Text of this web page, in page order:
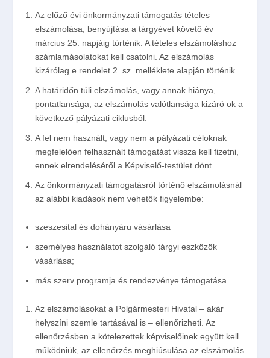
Az előző évi önkormányzati támogatás tételes
elszámolása, benyújtása a tárgyévet követő év
március 25. napjáig történik. A tételes elszámoláshoz
számlamásolatokat kell csatolni. Az elszámolás
kizárólag e rendelet 2. sz. melléklete alapján történik.
A határidőn túli elszámolás, vagy annak hiánya,
pontatlansága, az elszámolás valótlansága kizáró ok a
következő pályázati ciklusból.
A fel nem használt, vagy nem a pályázati céloknak
megfelelően felhasznált támogatást vissza kell fizetni,
ennek elrendeléséről a Képviselő-testület dönt.
Az önkormányzati támogatásról történő elszámolásnál
az alábbi kiadások nem vehetők figyelembe:
szeszesital és dohányáru vásárlása
személyes használatot szolgáló tárgyi eszközök
vásárlása;
más szerv programja és rendezvénye támogatása.
Az elszámolásokat a Polgármesteri Hivatal – akár
helyszíni szemle tartásával is – ellenőrizheti. Az
ellenőrzésben a kötelezettek képviselőinek együtt kell
működniük, az ellenőrzés meghiúsulása az elszámolás